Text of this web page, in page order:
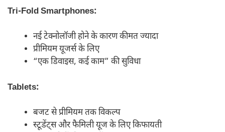
Tri-Fold Smartphones:
नई टेक्नोलॉजी होने के कारण कीमत ज्यादा
प्रीमियम यूजर्स के लिए
“एक डिवाइस, कई काम” की सुविधा
Tablets:
बजट से प्रीमियम तक विकल्प
स्टूडेंट्स और फैमिली यूज के लिए किफायती